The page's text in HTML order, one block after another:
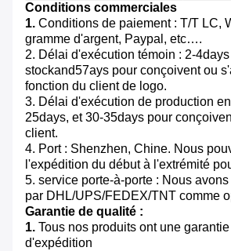
Conditions commerciales
1. Conditions de paiement : T/T LC,
gramme d'argent, Paypal, etc….
2. Délai d'exécution témoin : 2-
stockand57ays pour conçoivent ou
fonction du client de logo.
3. Délai d'exécution de production
25days, et 30-35days pour
client.
4. Port : Shenzhen, Chine. Nous
l'expédition du début à l'extrémité
5. service porte-à-porte : Nous
par DHL/UPS/FEDEX/TNT comme
Garantie de qualité :
1. Tous nos produits ont une
d'expédition